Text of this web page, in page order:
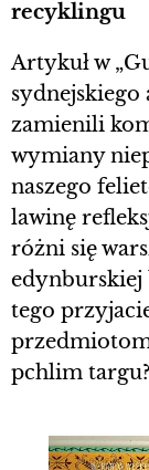
recyklingu
Artykuł w
zamienili
wymiany
naszego
lawinę
różni się
edynburskiej
tego
pchlim targu?